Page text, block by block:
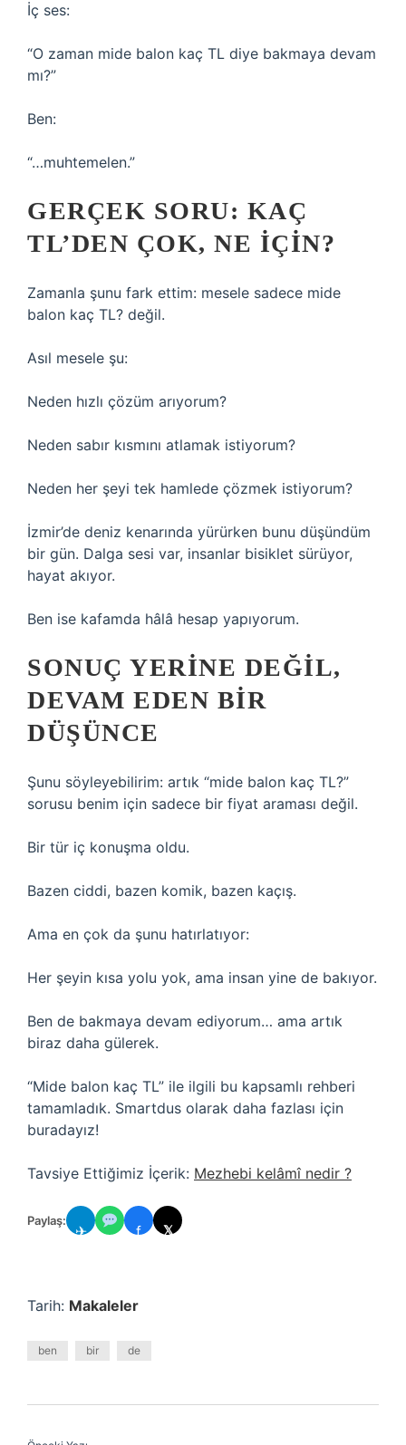
İç ses:
“O zaman mide balon kaç TL diye bakmaya devam
mı?”
Ben:
“…muhtemelen.”
GERÇEK SORU: KAÇ
TL’DEN ÇOK, NE İÇIN?
Zamanla şunu fark ettim: mesele sadece mide
balon kaç TL? değil.
Asıl mesele şu:
Neden hızlı çözüm arıyorum?
Neden sabır kısmını atlamak istiyorum?
Neden her şeyi tek hamlede çözmek istiyorum?
İzmir’de deniz kenarında yürürken bunu düşündüm
bir gün. Dalga sesi var, insanlar bisiklet sürüyor,
hayat akıyor.
Ben ise kafamda hâlâ hesap yapıyorum.
SONUÇ YERINE DEĞIL,
DEVAM EDEN BIR
DÜŞÜNCE
Şunu söyleyebilirim: artık “mide balon kaç TL?”
sorusu benim için sadece bir fiyat araması değil.
Bir tür iç konuşma oldu.
Bazen ciddi, bazen komik, bazen kaçış.
Ama en çok da şunu hatırlatıyor:
Her şeyin kısa yolu yok, ama insan yine de bakıyor.
Ben de bakmaya devam ediyorum… ama artık
biraz daha gülerek.
“Mide balon kaç TL” ile ilgili bu kapsamlı rehberi
tamamladık. Smartdus olarak daha fazlası için
buradayız!
Tavsiye Ettiğimiz İçerik: Mezhebi kelâmî nedir ?
Paylaş:
✈ f 𝕏
Tarih: Makaleler
ben bir de